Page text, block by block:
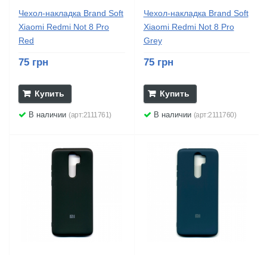
Чехол-накладка Brand Soft
Xiaomi Redmi Not 8 Pro
Red
75 грн
Купить
В наличии (арт:2111761)
Чехол-накладка Brand Soft
Xiaomi Redmi Not 8 Pro
Grey
75 грн
Купить
В наличии (арт:2111760)